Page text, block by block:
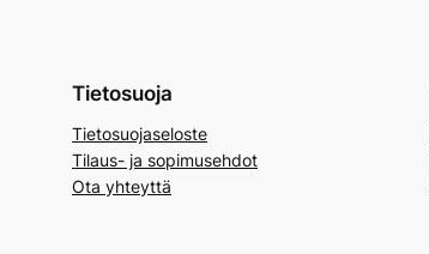
Tietosuoja
Tietosuojaseloste
Tilaus- ja sopimusehdot
Ota yhteyttä